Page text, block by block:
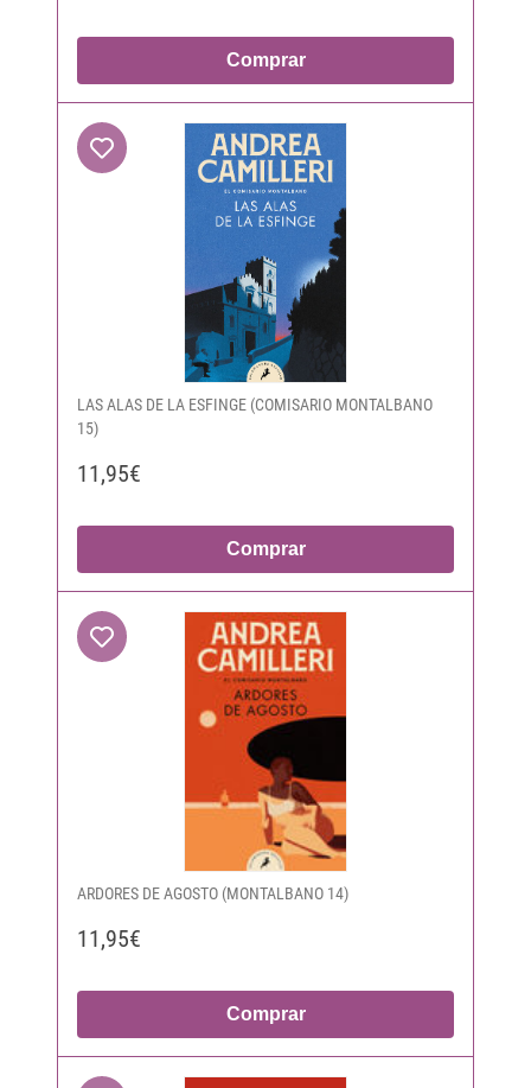
Comprar
LAS ALAS DE LA ESFINGE (COMISARIO MONTALBANO
15)
11,95€
Comprar
ARDORES DE AGOSTO (MONTALBANO 14)
11,95€
Comprar